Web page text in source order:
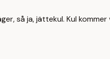
så ja, jättekul. Kul